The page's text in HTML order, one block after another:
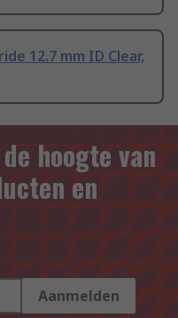
12.7 mm ID Clear,
hoogte van
en
Aanmelden